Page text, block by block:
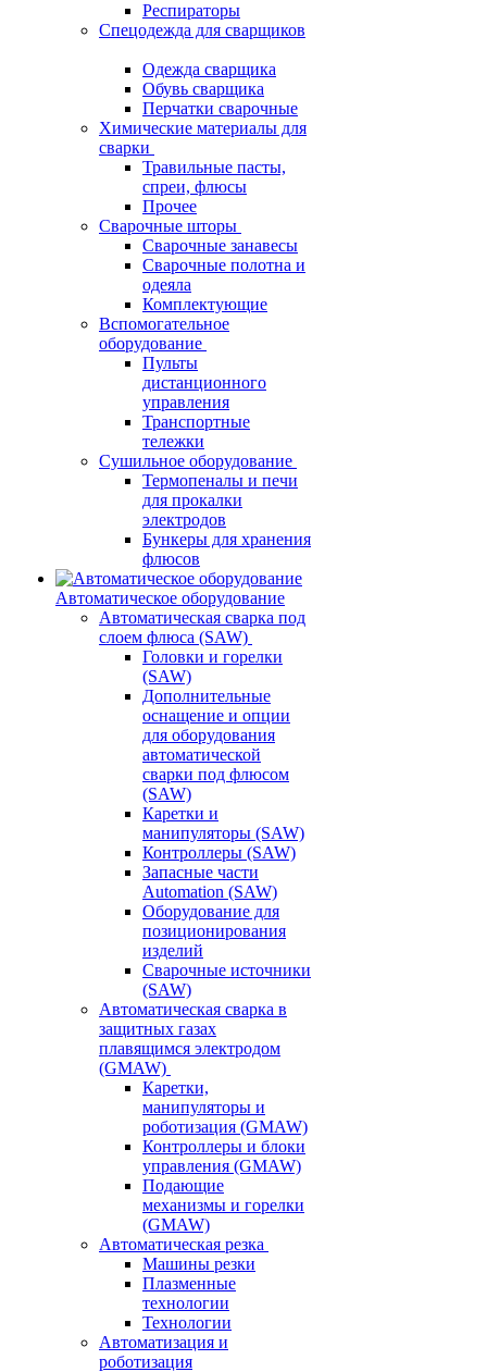
Респираторы
Спецодежда для сварщиков
Одежда сварщика
Обувь сварщика
Перчатки сварочные
Химические материалы для
сварки
Травильные пасты,
спреи, флюсы
Прочее
Сварочные шторы
Сварочные занавесы
Сварочные полотна и
одеяла
Комплектующие
Вспомогательное
оборудование
Пульты
дистанционного
управления
Транспортные
тележки
Сушильное оборудование
Термопеналы и печи
для прокалки
электродов
Бункеры для хранения
флюсов
Автоматическое оборудование
Автоматическая сварка под
слоем флюса (SAW)
Головки и горелки
(SAW)
Дополнительные
оснащение и опции
для оборудования
автоматической
сварки под флюсом
(SAW)
Каретки и
манипуляторы (SAW)
Контроллеры (SAW)
Запасные части
Automation (SAW)
Оборудование для
позиционирования
изделий
Сварочные источники
(SAW)
Автоматическая сварка в
защитных газах
плавящимся электродом
(GMAW)
Каретки,
манипуляторы и
роботизация (GMAW)
Контроллеры и блоки
управления (GMAW)
Подающие
механизмы и горелки
(GMAW)
Автоматическая резка
Машины резки
Плазменные
технологии
Технологии
Автоматизация и
роботизация